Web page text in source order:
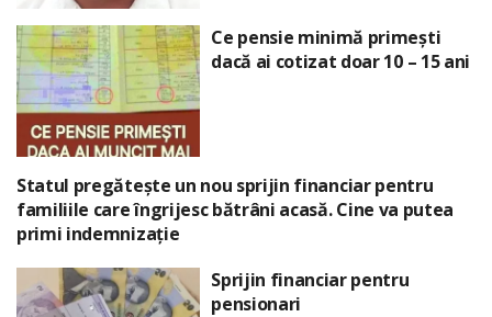
Ce pensie minimă primești
dacă ai cotizat doar 10 – 15 ani
Statul pregătește un nou sprijin financiar pentru
familiile care îngrijesc bătrâni acasă. Cine va putea
primi indemnizație
Sprijin financiar pentru
pensionari